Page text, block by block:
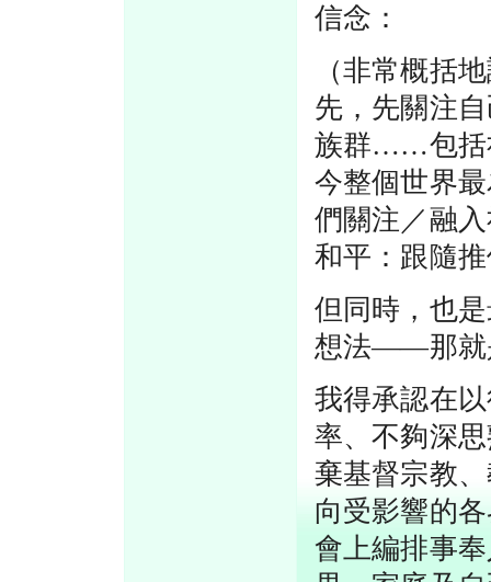
信念：
（非常概括
先，先關注
族群……包括
今整個世界
們關注／融
和平：跟隨
但同時，也
想法——那就
我得承認在
率、不夠深
棄基督宗教
向受影響的
會上編排事